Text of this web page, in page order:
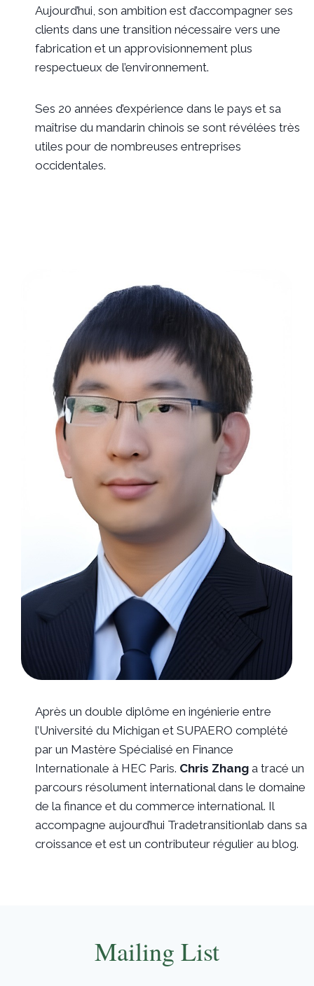
Aujourd’hui, son ambition est d’accompagner ses
clients dans une transition nécessaire vers une
fabrication et un approvisionnement plus
respectueux de l’environnement.
Ses 20 années d’expérience dans le pays et sa
maîtrise du mandarin chinois se sont révélées très
utiles pour de nombreuses entreprises
occidentales.
Après un double diplôme en ingénierie entre
l’Université du Michigan et SUPAERO complété
par un Mastère Spécialisé en Finance
Internationale à HEC Paris. Chris Zhang a tracé un
parcours résolument international dans le domaine
de la finance et du commerce international. Il
accompagne aujourd’hui Tradetransitionlab dans sa
croissance et est un contributeur régulier au blog.
Mailing List